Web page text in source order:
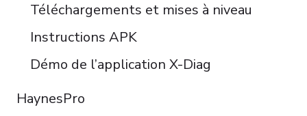
Téléchargements et mises à niveau
Instructions APK
Démo de l’application X-Diag
HaynesPro